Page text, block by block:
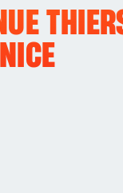
NICE